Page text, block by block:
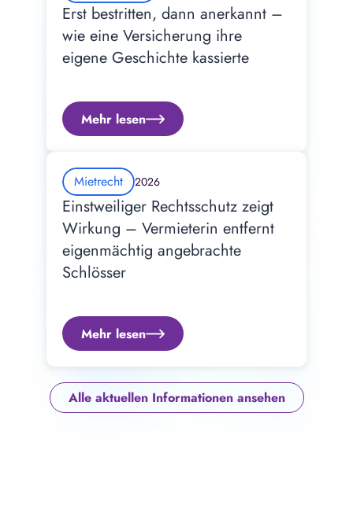
Erst bestritten, dann anerkannt –
wie eine Versicherung ihre
eigene Geschichte kassierte
Mehr lesen
Mietrecht 2026
Einstweiliger Rechtsschutz zeigt
Wirkung – Vermieterin entfernt
eigenmächtig angebrachte
Schlösser
Mehr lesen
Alle aktuellen Informationen ansehen